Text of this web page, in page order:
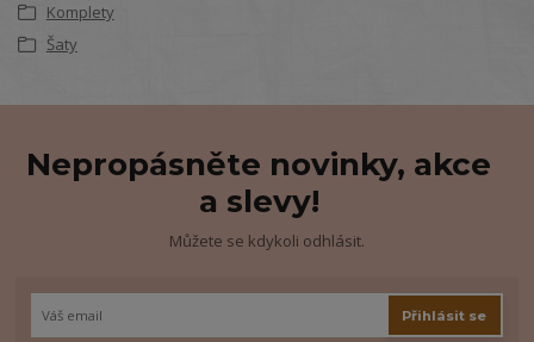
Komplety
Šaty
Nepropásněte novinky, akce
a slevy!
Můžete se kdykoli odhlásit.
Přihlásit se